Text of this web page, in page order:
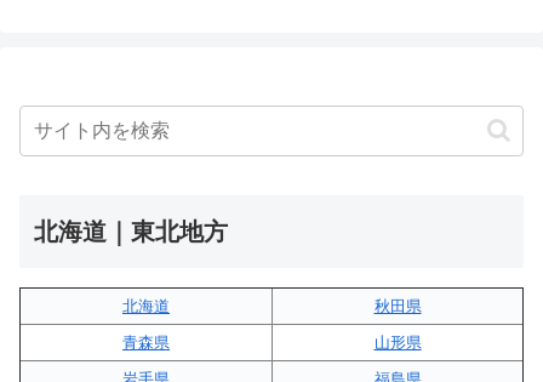
北海道｜東北地方
北海道
秋田県
青森県
山形県